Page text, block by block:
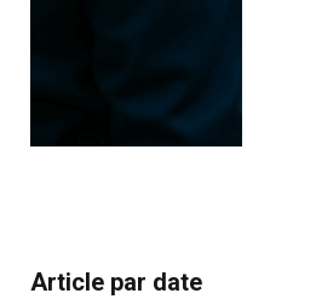
Article par date